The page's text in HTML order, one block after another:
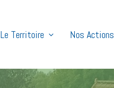
Le Territoire Nos Actions